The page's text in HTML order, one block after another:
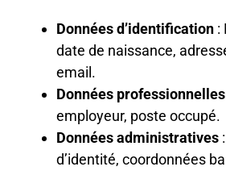
Données d’identification:
date de naissance,
email.
Données professionnelles
employeur, poste occupé.
Données administratives:
d’identité, coordonnées